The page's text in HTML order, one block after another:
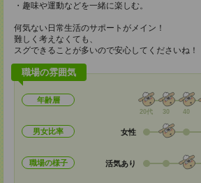
・趣味や運動などを一緒に楽しむ。
何気ない日常生活のサポートがメイン！
難しく考えなくても、
スグできることが多いので安心してくださいね！
職場の雰囲気
年齢層
20代 30 40
男女比率 女性
職場の様子 活気あり